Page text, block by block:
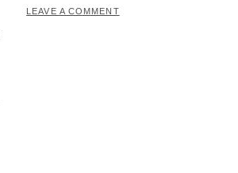
ON
BY
P
LEAVE A COMMENT